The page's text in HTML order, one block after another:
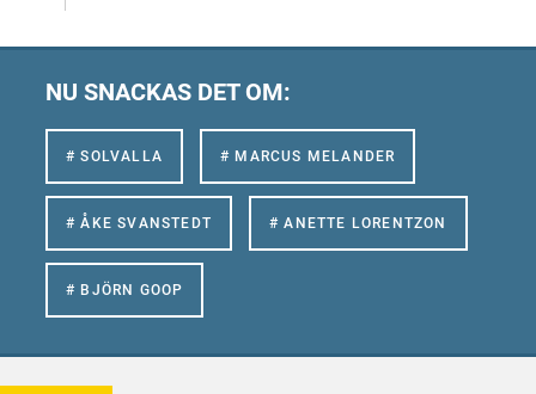
NU SNACKAS DET OM:
# SOLVALLA # MARCUS MELANDER
# ÅKE SVANSTEDT # ANETTE LORENTZON
# BJÖRN GOOP